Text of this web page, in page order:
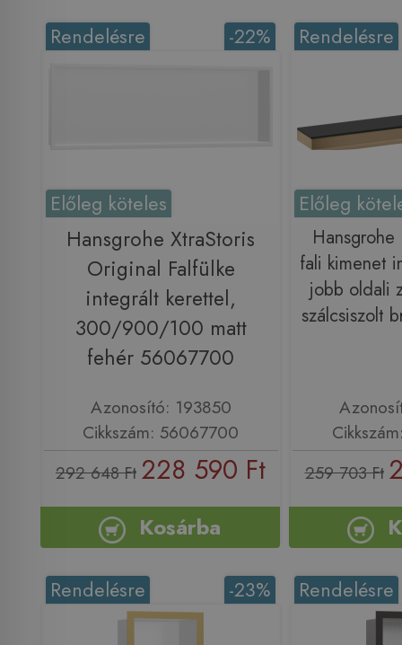
-22%
Rendelésre
Előleg köteles
Hansgrohe XtraStoris
Original Falfülke
integrált kerettel,
300/900/100 matt
fehér 56067700
Azonosító: 193850
Cikkszám: 56067700
292 648 Ft 228 590 Ft
Kosárba
Rendelésre
Előleg
fali kimenet
jobb oldali
szálcsiszolt
259 703 Ft
-23%
Rendelésre Rendelésre